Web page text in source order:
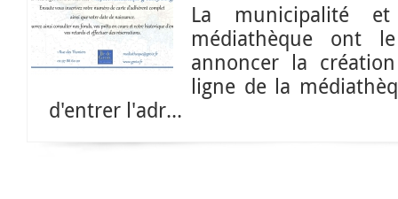
La municipalité
médiathèque ont
annoncer la
ligne de la
d'entrer l'adr...